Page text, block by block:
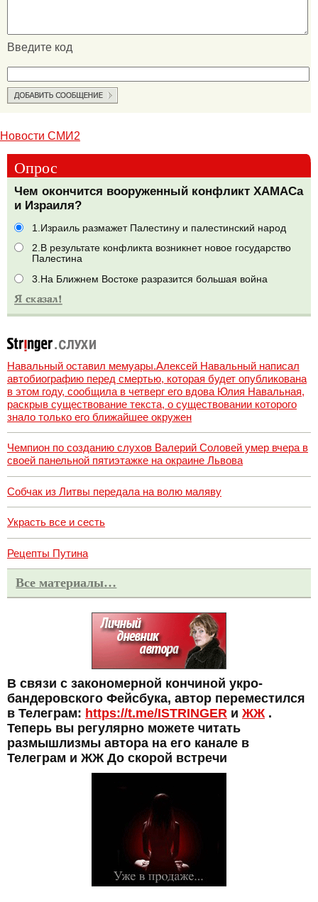
Введите код
Новости СМИ2
Опрос
Чем окончится вооруженный конфликт ХАМАСа
и Израиля?
1.Израиль размажет Палестину и палестинский народ
2.В результате конфликта возникнет новое государство
Палестина
3.На Ближнем Востоке разразится большая война
Навальный оставил мемуары.Алексей Навальный написал
автобиографию перед смертью, которая будет опубликована
в этом году, сообщила в четверг его вдова Юлия Навальная,
раскрыв существование текста, о существовании которого
знало только его ближайшее окружен
Чемпион по созданию слухов Валерий Соловей умер вчера в
своей панельной пятиэтажке на окраине Львова
Собчак из Литвы передала на волю маляву
Украсть все и сесть
Рецепты Путина
Все материалы…
В связи с закономерной кончиной укро-
бандеровского Фейсбука, автор переместился
в Телеграм: https://t.me/ISTRINGER и ЖЖ.
Теперь вы регулярно можете читать
размышлизмы автора на его канале в
Телеграм и ЖЖ До скорой встречи